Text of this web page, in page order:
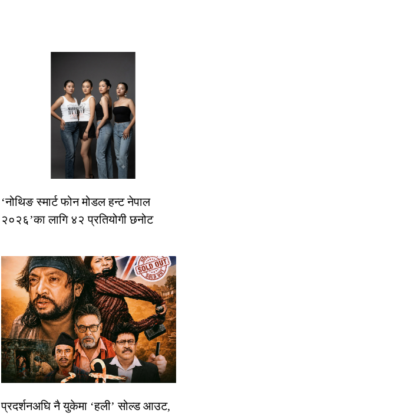
‘नोथिङ स्मार्ट फोन मोडल हन्ट नेपाल
२०२६’का लागि ४२ प्रतियोगी छनोट
प्रदर्शनअघि नै युकेमा ‘हली’ सोल्ड आउट,